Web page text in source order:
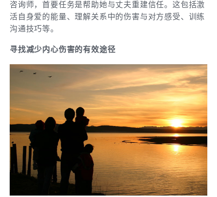
咨询师，首要任务是帮助她与丈夫重建信任。这包括激
活自身爱的能量、理解关系中的伤害与对方感受、训练
沟通技巧等。
寻找减少内心伤害的有效途径